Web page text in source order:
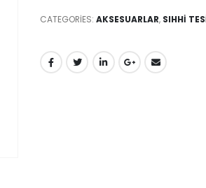
CATEGORIES: AKSESUARLAR, SIHHİ